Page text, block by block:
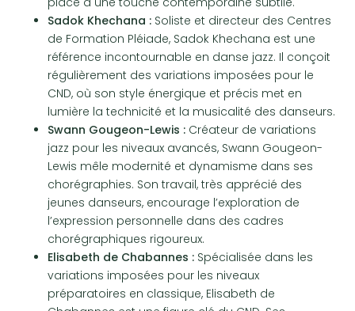
Sadok Khechana : Soliste et directeur des Centres
de Formation Pléiade, Sadok Khechana est une
référence incontournable en danse jazz. Il conçoit
régulièrement des variations imposées pour le
CND, où son style énergique et précis met en
lumière la technicité et la musicalité des danseurs.
Swann Gougeon-Lewis : Créateur de variations
jazz pour les niveaux avancés, Swann Gougeon-
Lewis mêle modernité et dynamisme dans ses
chorégraphies. Son travail, très apprécié des
jeunes danseurs, encourage l’exploration de
l’expression personnelle dans des cadres
chorégraphiques rigoureux.
Elisabeth de Chabannes : Spécialisée dans les
variations imposées pour les niveaux
préparatoires en classique, Elisabeth de